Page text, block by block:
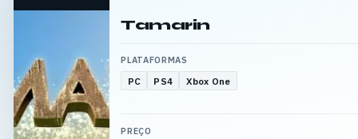
Tamarin
PLATAFORMAS
PC PS4 Xbox One
PREÇO